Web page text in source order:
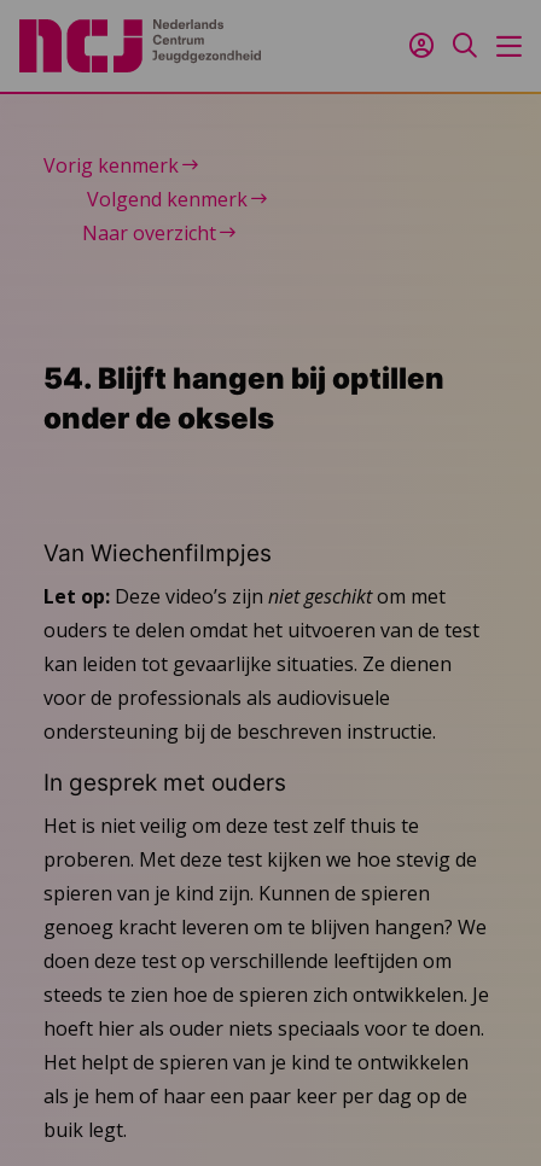
Inloggen
Zoeken
Vorig kenmerk
Volgend kenmerk
Naar overzicht
54. Blijft hangen bij optillen
onder de oksels
Van Wiechenfilmpjes
Let op:Deze video’s zijn niet geschiktom met
ouders te delen omdat het uitvoeren van de test
kan leiden tot gevaarlijke situaties. Ze dienen
voor de professionals als audiovisuele
ondersteuning bij de beschreven instructie.
In gesprek met ouders
Het is niet veilig om deze test zelf thuis te
proberen. Met deze test kijken we hoe stevig de
spieren van je kind zijn. Kunnen de spieren
genoeg kracht leveren om te blijven hangen? We
doen deze test op verschillende leeftijden om
steeds te zien hoe de spieren zich ontwikkelen. Je
hoeft hier als ouder niets speciaals voor te doen.
Het helpt de spieren van je kind te ontwikkelen
als je hem of haar een paar keer per dag op de
buik legt.